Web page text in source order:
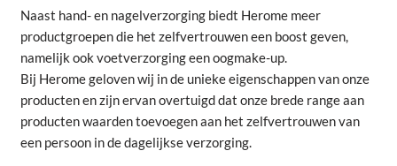
Naast hand- en nagelverzorging biedt Herome meer
productgroepen die het zelfvertrouwen een boost geven,
namelijk ook voetverzorging een oogmake-up.
Bij Herome geloven wij in de unieke eigenschappen van onze
producten en zijn ervan overtuigd dat onze brede range aan
producten waarden toevoegen aan het zelfvertrouwen van
een persoon in de dagelijkse verzorging.